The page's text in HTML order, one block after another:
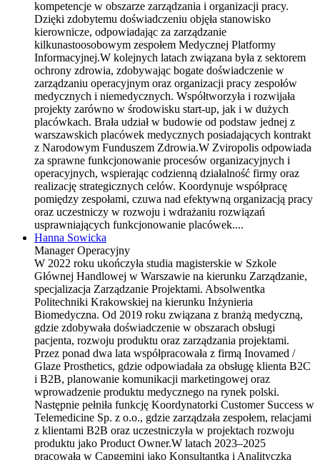
kompetencje w obszarze zarządzania i organizacji pracy.
Dzięki zdobytemu doświadczeniu objęła stanowisko
kierownicze, odpowiadając za zarządzanie
kilkunastoosobowym zespołem Medycznej Platformy
Informacyjnej.W kolejnych latach związana była z sektorem
ochrony zdrowia, zdobywając bogate doświadczenie w
zarządzaniu operacyjnym oraz organizacji pracy zespołów
medycznych i niemedycznych. Współtworzyła i rozwijała
projekty zarówno w środowisku start-up, jak i w dużych
placówkach. Brała udział w budowie od podstaw jednej z
warszawskich placówek medycznych posiadających kontrakt
z Narodowym Funduszem Zdrowia.W Zviropolis odpowiada
za sprawne funkcjonowanie procesów organizacyjnych i
operacyjnych, wspierając codzienną działalność firmy oraz
realizację strategicznych celów. Koordynuje współpracę
pomiędzy zespołami, czuwa nad efektywną organizacją pracy
oraz uczestniczy w rozwoju i wdrażaniu rozwiązań
usprawniających funkcjonowanie placówek....
Hanna Sowicka
Manager Operacyjny
W 2022 roku ukończyła studia magisterskie w Szkole
Głównej Handlowej w Warszawie na kierunku Zarządzanie,
specjalizacja Zarządzanie Projektami. Absolwentka
Politechniki Krakowskiej na kierunku Inżynieria
Biomedyczna. Od 2019 roku związana z branżą medyczną,
gdzie zdobywała doświadczenie w obszarach obsługi
pacjenta, rozwoju produktu oraz zarządzania projektami.
Przez ponad dwa lata współpracowała z firmą Inovamed /
Glaze Prosthetics, gdzie odpowiadała za obsługę klienta B2C
i B2B, planowanie komunikacji marketingowej oraz
wprowadzenie produktu medycznego na rynek polski.
Następnie pełniła funkcję Koordynatorki Customer Success w
Telemedicine Sp. z o.o., gdzie zarządzała zespołem, relacjami
z klientami B2B oraz uczestniczyła w projektach rozwoju
produktu jako Product Owner.W latach 2023–2025
pracowała w Capgemini jako Konsultantka i Analityczka